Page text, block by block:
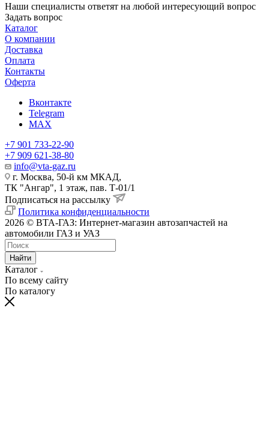
Наши специалисты ответят на любой интересующий вопрос
Задать вопрос
Каталог
О компании
Доставка
Оплата
Контакты
Оферта
Вконтакте
Telegram
MAX
+7 901 733-22-90
+7 909 621-38-80
info@vta-gaz.ru
г. Москва, 50-й км МКАД,
ТК "Ангар", 1 этаж, пав. Т-01/1
Подписаться на рассылку
Политика конфиденциальности
2026 © ВТА-ГАЗ: Интернет-магазин автозапчастей на
автомобили ГАЗ и УАЗ
Найти
Каталог
По всему сайту
По каталогу